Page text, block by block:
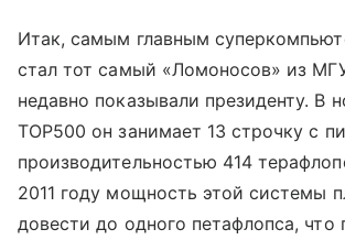
Итак, самым главным
стал тот самый «Ломоносов» из
недавно показывали президенту. В
ТОР500 он занимает 13 строчку с
производительностью 414
2011 году мощность этой системы
довести до одного петафлопса, что